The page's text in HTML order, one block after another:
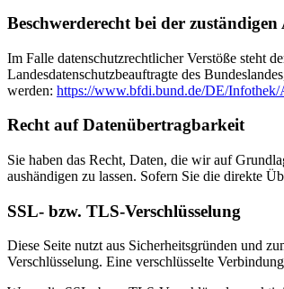
Beschwerderecht bei der
Im Falle datenschutzrechtlicher Verstöße steht
Landesdatenschutzbeauftragte des
werden: https://www.bfdi.bund.de/DE/
Recht auf Datenübertragbarkeit
Sie haben das Recht, Daten, die wir auf
aushändigen zu lassen. Sofern Sie die direkte
SSL- bzw. TLS-Verschlüsselung
Diese Seite nutzt aus Sicherheitsgründen und
Verschlüsselung. Eine verschlüsselte